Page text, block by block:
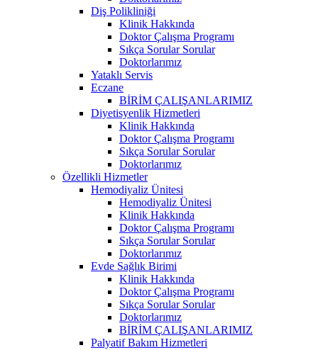
Diş Polikliniği
Klinik Hakkında
Doktor Çalışma Programı
Sıkça Sorular Sorular
Doktorlarımız
Yataklı Servis
Eczane
BİRİM ÇALIŞANLARIMIZ
Diyetisyenlik Hizmetleri
Klinik Hakkında
Doktor Çalışma Programı
Sıkça Sorular Sorular
Doktorlarımız
Özellikli Hizmetler
Hemodiyaliz Ünitesi
Hemodiyaliz Ünitesi
Klinik Hakkında
Doktor Çalışma Programı
Sıkça Sorular Sorular
Doktorlarımız
Evde Sağlık Birimi
Klinik Hakkında
Doktor Çalışma Programı
Sıkça Sorular Sorular
Doktorlarımız
BİRİM ÇALIŞANLARIMIZ
Palyatif Bakım Hizmetleri